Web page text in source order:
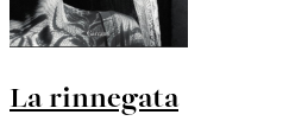
La rinnegata